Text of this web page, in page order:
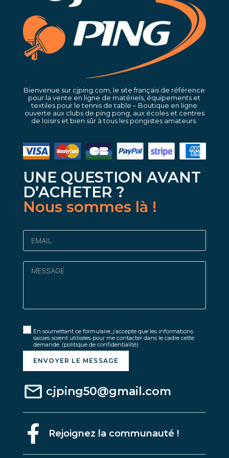
Bienvenue sur cjping.com, le site français de référence
pour la vente en ligne de matériels, équipements et
textiles pour le tennis de table – Boutique en ligne
ouverte aux clubs de ping pong, aux écoles et centres
de loisirs et bien sûr à tous les pongistes amateurs.
UNE QUESTION AVANT
D’ACHETER ?
Nous sommes là !
En soumettant ce formulaire, j’accepte que les informations
saisies soient utilisées pour me contacter dans le cadre cette
demande. (politique de confidentialité)
ENVOYER LE MESSAGE
cjping50@gmail.com
Rejoignez la communauté !